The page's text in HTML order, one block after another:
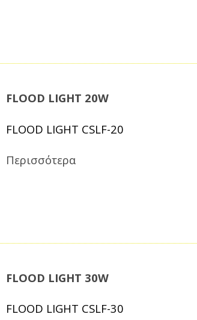
FLOOD LIGHT 20W
FLOOD LIGHT CSLF-20
Περισσότερα
FLOOD LIGHT 30W
FLOOD LIGHT CSLF-30